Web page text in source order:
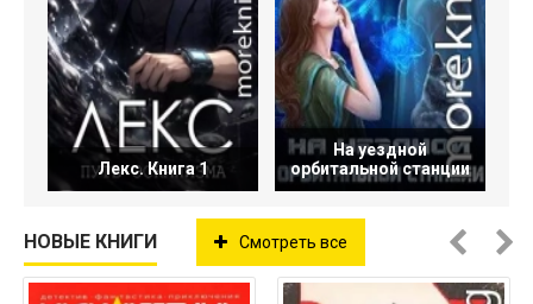
Лекс. Книга 1
На уездной
орбитальной станции
НОВЫЕ КНИГИ Смотреть все